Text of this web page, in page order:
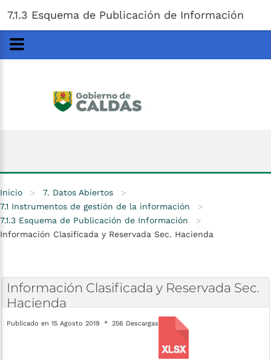
Gobernación de Caldas
7.1.3 Esquema de Publicación de Información
Inicio > 7. Datos Abiertos
>
7.1 Instrumentos de gestión de la información
>
7.1.3 Esquema de Publicación de Información
>
Información Clasificada y Reservada Sec. Hacienda
Información Clasificada y Reservada Sec.
Hacienda
Publicado en 15 Agosto 2019 256 Descargas